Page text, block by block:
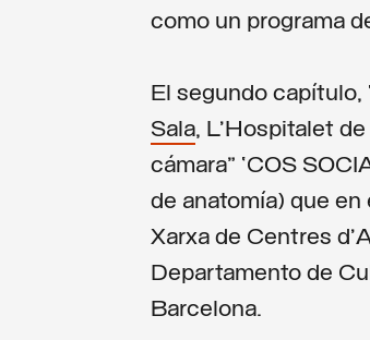
como un programa
El segundo capítulo,
Sala, L’Hospitalet
cámara” ‘COS
de anatomía) que
Xarxa de Centres
Departamento de
Barcelona.